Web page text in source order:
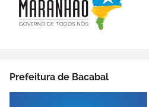
Prefeitura de Bacabal